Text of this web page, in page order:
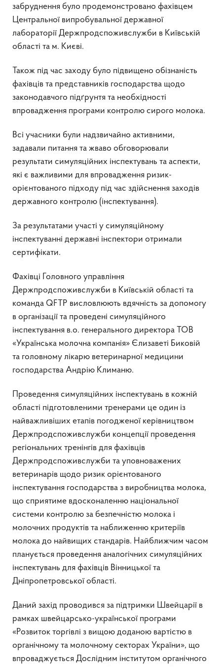
забруднення було продемонстровано фахівцем
Центральної випробувальної державної
лабораторії Держпродспоживслужби в Київській
області та м. Києві.
Також під час заходу було підвищено обізнаність
фахівців та представників господарства щодо
законодавчого підґрунтя та необхідності
впровадження програми контролю сирого молока.
Всі учасники були надзвичайно активними,
задавали питання та жваво обговорювали
результати симуляційних інспектувань та аспекти,
які є важливими для впровадження ризик-
орієнтованого підходу під час здійснення заходів
державного контролю (інспектування).
За результатами участі у симуляційному
інспектуванні державні інспектори отримали
сертифікати.
Фахівці Головного управління
Держпродспоживслужби в Київській області та
команда QFTP висловлюють вдячність за допомогу
в організації та проведені симуляційного
інспектування в.о. генерального директора ТОВ
«Українська молочна компанія» Єлизаветі Биковій
та головному лікарю ветеринарної медицини
господарства Андрію Климаню.
Проведення симуляційних інспектувань в кожній
області підготовленими тренерами це один із
найважливіших етапів погодженої керівництвом
Держпродспоживслужби концепції проведення
регіональних тренінгів для фахівців
Держпродспоживслужби та уповноважених
ветеринарів щодо ризик орієнтованого
інспектування господарства з виробництва молока,
що сприятиме вдосконаленню національної
системи контролю за безпечністю молока і
молочних продуктів та наближенню критеріїв
молока до найвищих стандарів. Найближчим часом
планується проведення аналогічних симуляційних
інспектувань для фахівців Вінницької та
Дніпропетровської області.
Даний захід проводився за підтримки Швейцарії в
рамках швейцарсько-української програми
«Розвиток торгівлі з вищою доданою вартістю в
органічному та молочному секторах України», що
впроваджується Дослідним інститутом органічного